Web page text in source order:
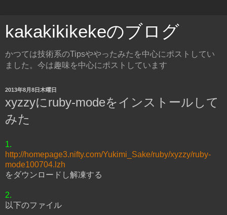
kakakikikekeのブログ
かつては技術系のTipsややったみたを中心にポストしてい
ました。今は趣味を中心にポストしています
2013年8月8日木曜日
xyzzyにruby-modeをインストールして
みた
1.
http://homepage3.nifty.com/Yukimi_Sake/ruby/xyzzy/ruby-
mode100704.lzh
をダウンロードし解凍する
2.
以下のファイル